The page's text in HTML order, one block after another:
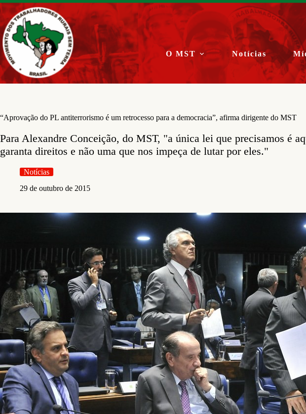
Pular
para
o
conteúdo
O MST Notícias
“Aprovação do PL antiterrorismo é um retrocesso para a democracia”, afirma dirigente do MST
Para Alexandre Conceição, do MST, "a única lei que precisamos é
garanta direitos e não uma que nos impeça de lutar por eles."
Notícias
29 de outubro de 2015